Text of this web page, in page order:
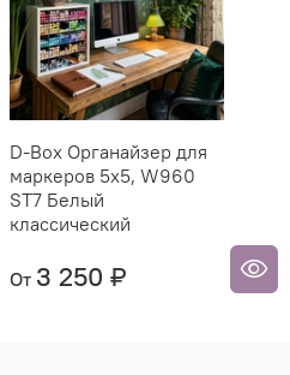
D-Box Органайзер для
маркеров 5х5, W960
ST7 Белый
классический
От 3 250 ₽